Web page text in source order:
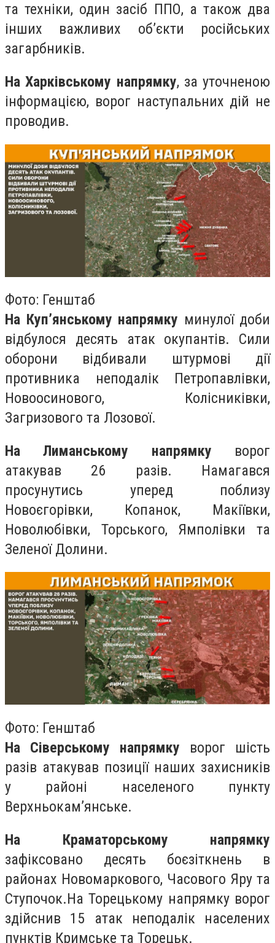
та техніки, один засіб ППО, а також два
інших важливих об’єкти російських
загарбників.
На Харківському напрямку, за уточненою
інформацією, ворог наступальних дій не
проводив.
Фото: Генштаб
На Куп’янському напрямку минулої доби
відбулося десять атак окупантів. Сили
оборони відбивали штурмові дії
противника неподалік Петропавлівки,
Новоосинового, Колісниківки,
Загризового та Лозової.
На Лиманському напрямку ворог
атакував 26 разів. Намагався
просунутись уперед поблизу
Новоєгорівки, Копанок, Макіївки,
Новолюбівки, Торського, Ямполівки та
Зеленої Долини.
Фото: Генштаб
На Сіверському напрямку ворог шість
разів атакував позиції наших захисників
у районі населеного пункту
Верхньокам’янське.
На Краматорському напрямку
зафіксовано десять боєзіткнень в
районах Новомаркового, Часового Яру та
Ступочок.На Торецькому напрямку ворог
здійснив 15 атак неподалік населених
пунктів Кримське та Торецьк.